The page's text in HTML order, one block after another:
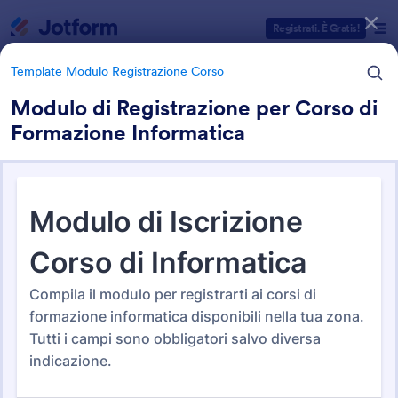
Registrati. È Gratis!
Template Modulo Registrazione Corso
Modulo di Registrazione per Corso di
Formazione Informatica
Template Modulo
Registrazione Corso
3 Template
Categorie Template Moduli